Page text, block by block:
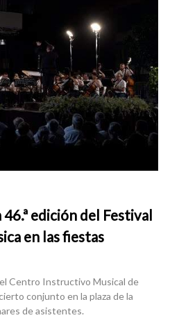
edición del Festival
en las fiestas
Centro Instructivo Musical de
conjunto en la plaza de la
de asistentes.